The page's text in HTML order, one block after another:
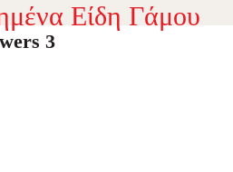
Είδη Γάμου
3